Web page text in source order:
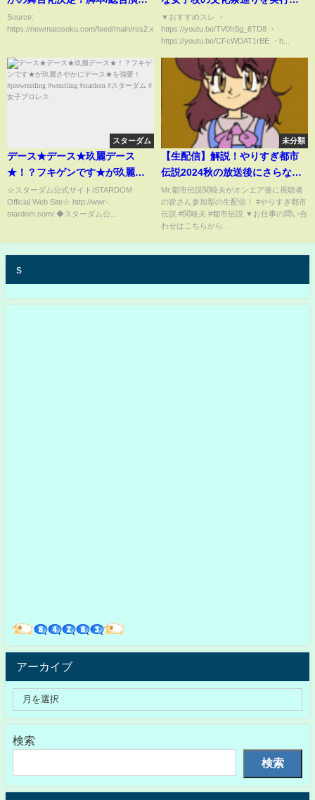
は川尻恵太さん！！
Source:
https://newmatosoku.com/feed/main/rss2.xml...
【2ch面白いスレゆっくり解説】
▼おすすめスレ ・
https://youtu.be/TV0hSg_8TD8 ・
https://youtu.be/CFcWDAT1rBE ・h...
スターダム
デース★デース★玖麗デース
★！？フキゲンです★が玖麗さ
やかにデース★を強要！
#prowrestling #wrestling
#stardom #スターダム #女子プ
☆スターダム公式サイト/STARDOM
Official Web Site☆ http://wwr-
stardom.com/ ◆スターダム公...
未分類
【生配信】解説！やりすぎ都市
伝説2024秋の放送後にさらなる
メッセージ
Mr.都市伝説関暁夫がオンエア後に視聴者
の皆さん参加型の生配信！ #やりすぎ都市
伝説 #関暁夫 #都市伝説 ▼お仕事の問い合
わせはこちらから...
s
アーカイブ
検索
検索